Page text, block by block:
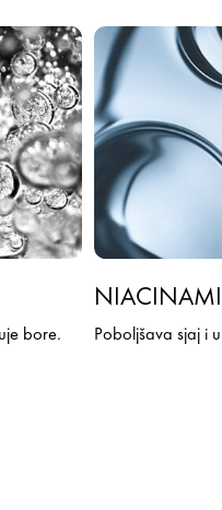
bore. Poboljšava sjaj i